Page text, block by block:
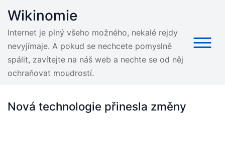
content
Wikinomie
Internet je plný všeho možného, nekalé rejdy
nevyjímaje. A pokud se nechcete pomyslně
spálit, zavítejte na náš web a nechte se od něj
ochraňovat moudrostí.
Nová technologie přinesla změny